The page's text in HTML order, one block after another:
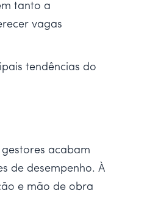
tanto a
vagas
tendências do
acabam
de desempenho. À
e mão de obra